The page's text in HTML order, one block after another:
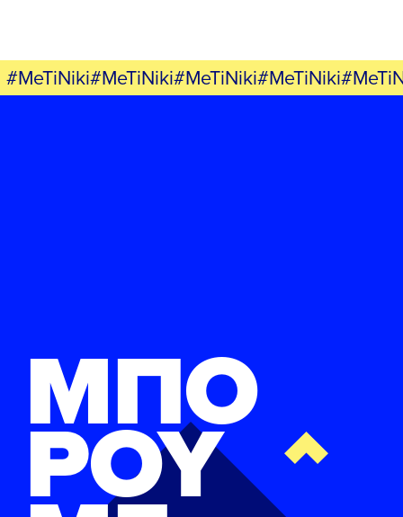
ΜΠΟ
ΡΟΥ